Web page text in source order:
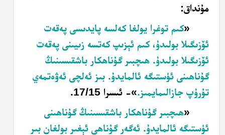
مۇنداق:
«كىم توغرا يولغا كەلسە پايدىسى پەقەت
ئۆزىگىلا بولىدۇ، كىم ئېزىپ كەتسە زىيىنى پەقەت
ئۆزىگىلا بولىدۇ. ھىچبىر گۇناھكار باشقىسىنىڭ
گۇناھىنى ئۈستىگە ئالمايدۇ. بىز ئەلچى ئەۋەتمەي
تۇرۇپ جازالىمايمىز.»- ئىسرا 17/15.
«ھىچبىر گۇناھكار باشقىسىنىڭ گۇناھىنى
ئۈستىگە ئالمايدۇ. ئەگەر گۇناھى ئېغىر بولغان بىر